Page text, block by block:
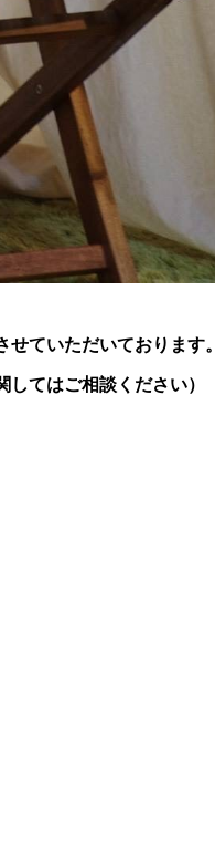
ていただいております。
てはご相談ください）